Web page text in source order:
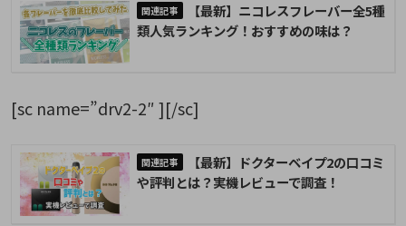
【最新】ニコレスフレーバー全5種
類人気ランキング！おすすめの味は？
[sc name=”drv2-2″ ][/sc]
【最新】ドクターベイプ2の口コミ
や評判とは？実機レビューで調査！